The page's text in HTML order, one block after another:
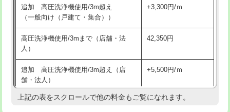
マス交換（深さ50㎝以上） 66,000円
コンクリート斫り（厚さ10㎝まで） 27,500円
コンクリート斫り（厚さ10㎝超え）
モルタル補修（厚さ10㎝まで）
モルタル補修（厚さ10㎝超え） 38,500円
持込商品取付（混合水栓） 16,500円
給水管工事※（ホール加工)
給水管工事※（バンド止め) 3,300円
給水管工事※（支持金具設置) 5,500円
追加 高圧洗浄機使用/3m超え
（一般向け（戸建て・集合））
+3,300円/ｍ
高圧洗浄機使用/3mまで（店舗・法
人）
42,350円
追加 高圧洗浄機使用/3m超え（店
舗・法人）
+5,500円/ｍ
高度高圧洗浄換 現地調査
上記の表をスクロールで他の料金もご覧になれます。